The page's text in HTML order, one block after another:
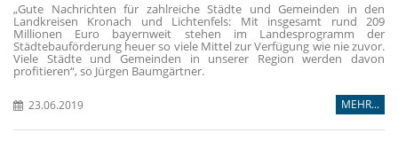
Gute Nachrichten für zahlreiche Städte und Gemeinden in den
Landkreisen Kronach und Lichtenfels: Mit insgesamt rund 209
Millionen Euro bayernweit stehen im Landesprogramm der
Städtebauförderung heuer so viele Mittel zur Verfügung wie nie zuvor.
Viele Städte und Gemeinden in unserer Region werden davon
profitieren“, so Jürgen Baumgärtner.
23.06.2019 MEHR...